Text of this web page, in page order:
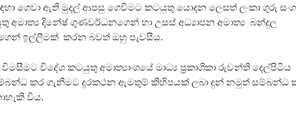
ගෙවා ඇති මුදල් ආපසු ගෙවීමට කටයුතු යොදන ලෙසත් ලංකා ගුරු
අමාත්‍ය දිනේෂ් ගුණවර්ධනගෙන් හා උසස් අධ්‍යාපන අමාත්‍ය බන්දුල
ඉල්ලීමක් කරන බවත් ඔහු පැවසීය.
විදේශ කටයුතු අමාත්‍යාංශයේ මාධ්‍ය ප‍්‍රකාශිකා රුවන්ති දෙල්පිටිය
කර ගැනීමට දූරකථන ඇමතුම් කිහිපයක් ලබා දුන් නමුත් සම්බන්ධ
විය.